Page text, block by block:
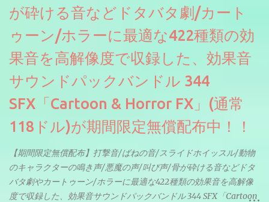
が砕ける音などドタバタ劇/カート
ゥーン/ホラーに最適な422種類の効
果音を高解像度で収録した、効果音
サウンドパックバンドル 344
SFX「Cartoon & Horror FX」(通常
118ドル)が期間限定無償配布中！！
【期間限定無償配布】打撃音/ばねの音/スライドホイッスル/動物
のキャラクターの鳴き声/悪魔の声/叫び声/骨が砕ける音などドタ
バタ劇やカートゥーン/ホラーに最適な422種類の効果音を高解像
度で収録した、効果音サウンドパックバンドル 344 SFX「Cartoon